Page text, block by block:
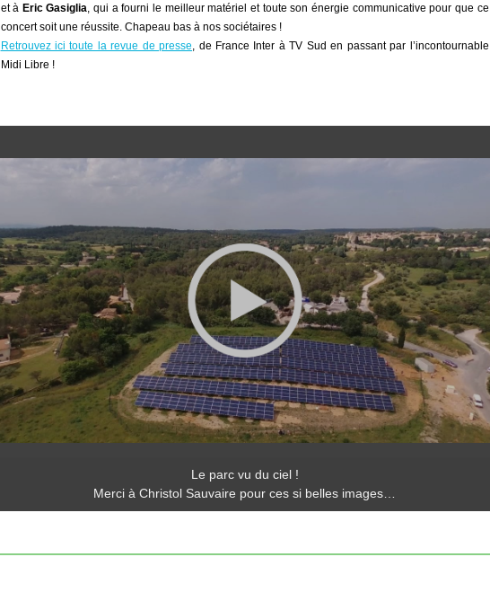
et à Eric Gasiglia, qui a fourni le meilleur matériel et toute son énergie communicative pour que ce
concert soit une réussite. Chapeau bas à nos sociétaires !
Retrouvez ici toute la revue de presse, de France Inter à TV Sud en passant par l’incontournable
Midi Libre !
Le parc vu du ciel !
Merci à Christol Sauvaire pour ces si belles images…